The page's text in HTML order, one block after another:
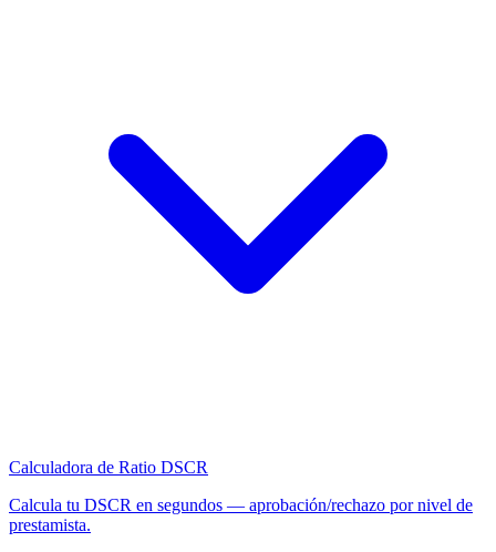
Calculadora de Ratio DSCR
Calcula tu DSCR en segundos — aprobación/rechazo por nivel de
prestamista.